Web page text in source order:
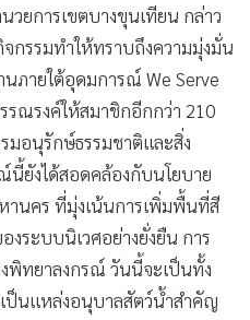
นจัดกิจกรรมอนุรักษ์ธรรมชาติ
กล ภาค310 เอ1 กล่าวว่า
ก็เพื่อเป็นการรณรงค์อนุรักษ์
ยบายไลออนส์สากล และยัง
วะโลกร้อนและการกัดเซาะ
ให้เกิดความผูกพัน ความร่วม